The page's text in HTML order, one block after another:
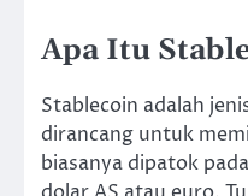
Apa Itu
Stablecoin adalah
dirancang untuk
biasanya dipatok